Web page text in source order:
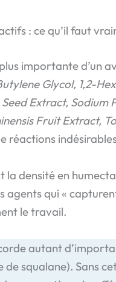
: ce qu’il faut
importante d’un
Glycol, 1,2-
Extract,
Fruit Extract,
réactions
la densité en
agents qui «
le travail.
autant
squalane). Sans